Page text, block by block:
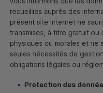
recueillies auprès des
présent site Internet ne
transmises, à titre gratuit ou
physiques ou morales et ne
seules nécessités de
obligations légales ou
Protection des